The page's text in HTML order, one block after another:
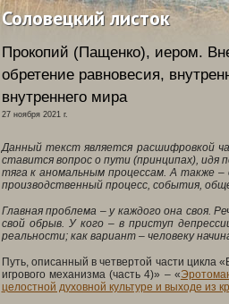
Соловецкий листок
Прокопий (Пащенко), иером.
обретение равновесия,
внутреннего мира
27 ноября 2021 г.
Данный текст является расшифровкой
ставится вопрос о пути (принципах),
тяга к аномальным процессам. А также
производственный процесс, события,
Главная проблема – у каждого она своя.
свой обрыв. У кого – в приступ
реальности; как вариант – человеку
Путь, описанный в четвертой части
игрового механизма (часть 4)» – «
целостной духовной культуре и выходе из